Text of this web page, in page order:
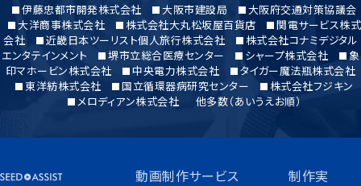
伊藤忠都市開発株式会社 大阪市建設局
大阪府交通対策協議会
大洋商事株式会社
株式会社大丸松坂屋百貨店
関電サービス株式
会社
近畿日本ツーリスト個人旅行株式会社
株式会社コナミデジタル
エンタテインメント
堺市立総合医療センター シャープ株式会社
象
印マホービン株式会社
中央電力株式会社
タイガー魔法瓶株式会社
東洋紡株式会社
国立循環器病研究センター
株式会社フジキン
メロディアン株式会社
他多数（あいうえお順）
動画制作サービス
制作実